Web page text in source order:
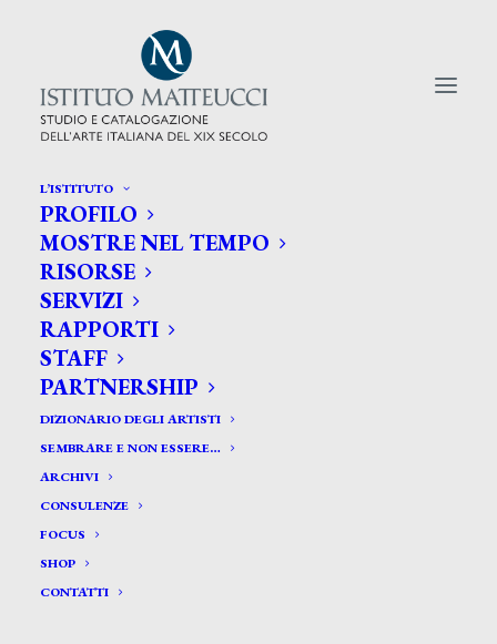
L’ISTITUTO
PROFILO
MOSTRE NEL TEMPO
RISORSE
SERVIZI
RAPPORTI
STAFF
PARTNERSHIP
DIZIONARIO DEGLI ARTISTI
SEMBRARE E NON ESSERE…
ARCHIVI
CONSULENZE
FOCUS
SHOP
CONTATTI
CERCA TRA GLI ARTISTI:
Search
for:
Baratta Francesco *
BARATTA FRANCESCO